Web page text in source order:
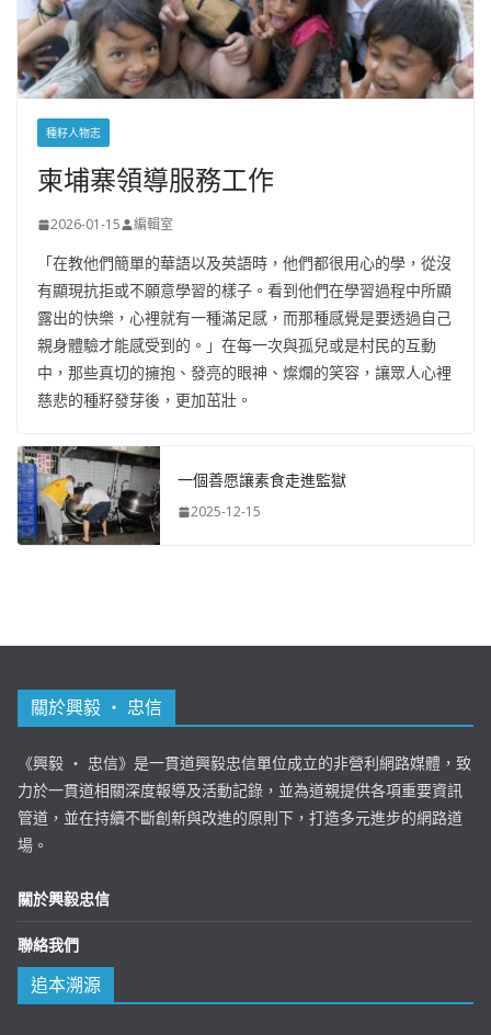
種籽人物志
柬埔寨領導服務工作
2026-01-15 編輯室
「在教他們簡單的華語以及英語時，他們都很用心的學，從沒
有顯現抗拒或不願意學習的樣子。看到他們在學習過程中所顯
露出的快樂，心裡就有一種滿足感，而那種感覺是要透過自己
親身體驗才能感受到的。」在每一次與孤兒或是村民的互動
中，那些真切的擁抱、發亮的眼神、燦爛的笑容，讓眾人心裡
慈悲的種籽發芽後，更加茁壯。
一個善愿讓素食走進監獄
2025-12-15
關於興毅 ‧ 忠信
《興毅 ‧ 忠信》是一貫道興毅忠信單位成立的非營利網路媒體，致
力於一貫道相關深度報導及活動記錄，並為道親提供各項重要資訊
管道，並在持續不斷創新與改進的原則下，打造多元進步的網路道
場。
關於興毅忠信
聯絡我們
追本溯源